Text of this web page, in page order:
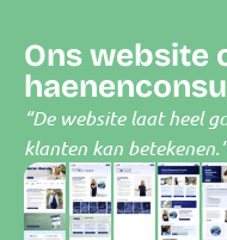
Ons website
“De website laat heel
klanten kan betekenen.”